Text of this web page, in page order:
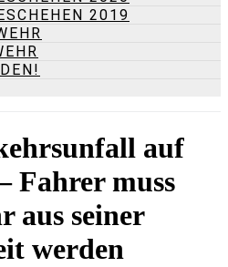
2019
auf
Fahrer muss
aus seiner
werden